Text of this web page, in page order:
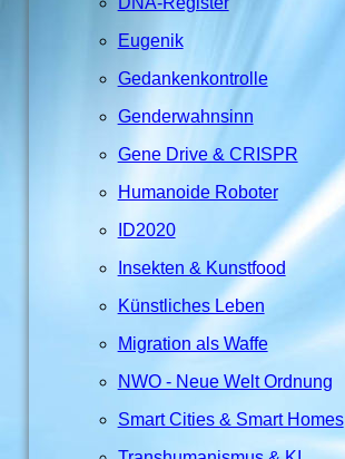
Eugenik
Gedankenkontrolle
Genderwahnsinn
Gene Drive & CRISPR
Humanoide Roboter
ID2020
Insekten & Kunstfood
Künstliches Leben
Migration als Waffe
NWO - Neue Welt Ordnung
Smart Cities & Smart Homes